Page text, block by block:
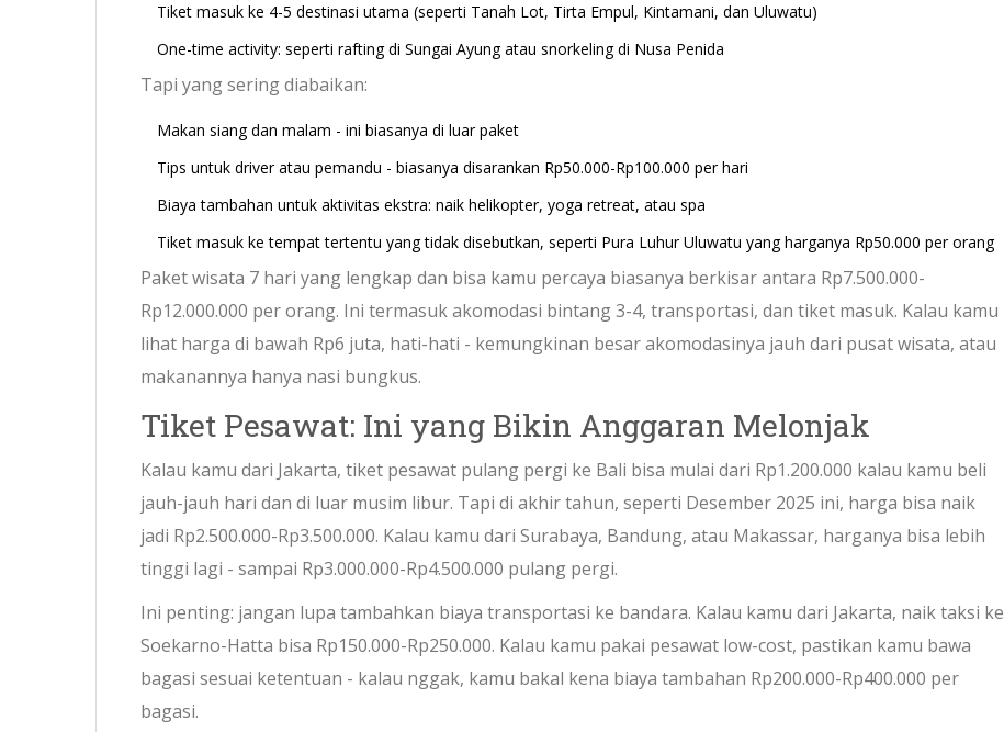
Tiket masuk ke 4-5 destinasi utama (seperti Tanah Lot, Tirta Empul, Kintamani, dan Uluwatu)
One-time activity: seperti rafting di Sungai Ayung atau snorkeling di Nusa Penida
Tapi yang sering diabaikan:
Makan siang dan malam - ini biasanya di luar paket
Tips untuk driver atau pemandu - biasanya disarankan Rp50.000-Rp100.000 per hari
Biaya tambahan untuk aktivitas ekstra: naik helikopter, yoga retreat, atau spa
Tiket masuk ke tempat tertentu yang tidak disebutkan, seperti Pura Luhur Uluwatu yang harganya Rp50.000 per orang
Paket wisata 7 hari yang lengkap dan bisa kamu percaya biasanya berkisar antara Rp7.500.000-
Rp12.000.000 per orang. Ini termasuk akomodasi bintang 3-4, transportasi, dan tiket masuk. Kalau kamu
lihat harga di bawah Rp6 juta, hati-hati - kemungkinan besar akomodasinya jauh dari pusat wisata, atau
makanannya hanya nasi bungkus.
Tiket Pesawat: Ini yang Bikin Anggaran Melonjak
Kalau kamu dari Jakarta, tiket pesawat pulang pergi ke Bali bisa mulai dari Rp1.200.000 kalau kamu beli
jauh-jauh hari dan di luar musim libur. Tapi di akhir tahun, seperti Desember 2025 ini, harga bisa naik
jadi Rp2.500.000-Rp3.500.000. Kalau kamu dari Surabaya, Bandung, atau Makassar, harganya bisa lebih
tinggi lagi - sampai Rp3.000.000-Rp4.500.000 pulang pergi.
Ini penting: jangan lupa tambahkan biaya transportasi ke bandara. Kalau kamu dari Jakarta, naik taksi ke
Soekarno-Hatta bisa Rp150.000-Rp250.000. Kalau kamu pakai pesawat low-cost, pastikan kamu bawa
bagasi sesuai ketentuan - kalau nggak, kamu bakal kena biaya tambahan Rp200.000-Rp400.000 per
bagasi.